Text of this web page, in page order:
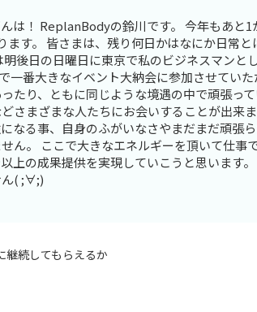
は！ ReplanBodyの鈴川です。 今年もあと
ます。 皆さまは、残り何日かはなにか日常
明後日の日曜日に東京で私のビジネスマンと
一番大きなイベント大納会に参加させてい
たり、ともに同じような境遇の中で頑張っ
さまざまな人たちにお会いすることが出来
なる事、自身のふがいなさやまだまだ頑張
ん。 ここで大きなエネルギーを頂いて仕事
上の成果提供を実現していこうと思います
ん( ;∀;)
継続してもらえるか